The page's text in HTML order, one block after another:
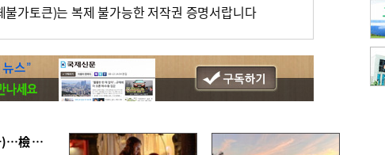
가토큰)는 복제 불가능한 저작권 증명서랍니다
■ 검사 신분 버리고 직급하향(10년 이하 저연차 검사)…檢 중수청행 기피